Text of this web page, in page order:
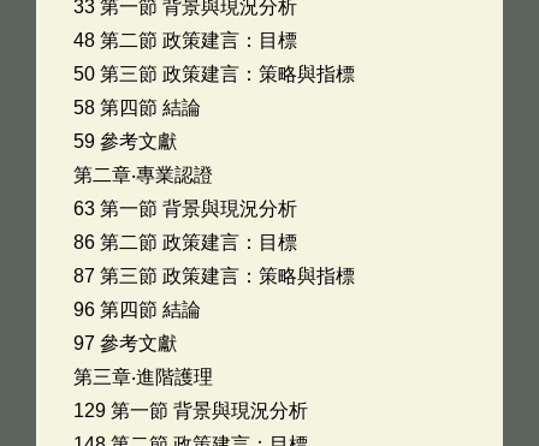
33 第一節 背景與現況分析
48 第二節 政策建言：目標
50 第三節 政策建言：策略與指標
58 第四節 結論
59 參考文獻
第二章‧專業認證
63 第一節 背景與現況分析
86 第二節 政策建言：目標
87 第三節 政策建言：策略與指標
96 第四節 結論
97 參考文獻
第三章‧進階護理
129 第一節 背景與現況分析